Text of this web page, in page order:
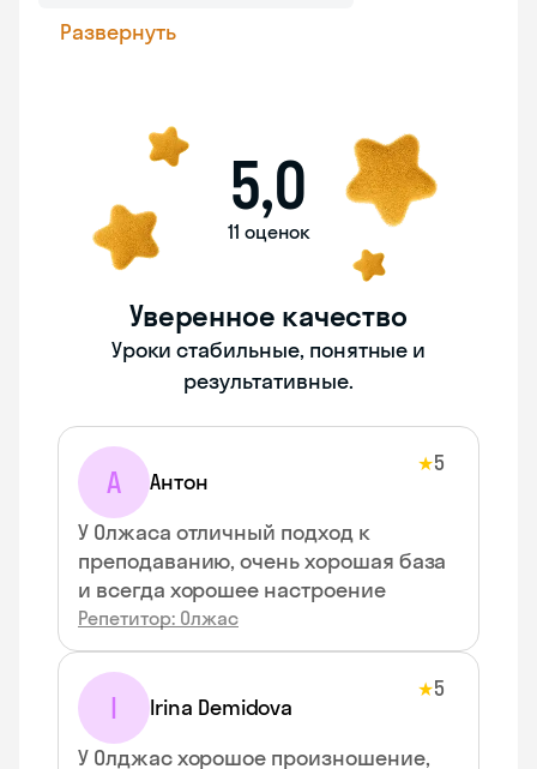
Развернуть
5,0
11 оценок
Уверенное качество
Уроки стабильные, понятные и
результативные.
А Антон
★5
У Олжаса отличный подход к
преподаванию, очень хорошая база
и всегда хорошее настроение
Репетитор: Олжас
I Irina Demidova
★5
У Олджас хорошое произношение,